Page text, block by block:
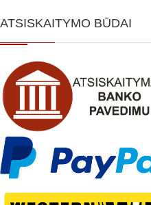
ATSISKAITYMO BŪDAI